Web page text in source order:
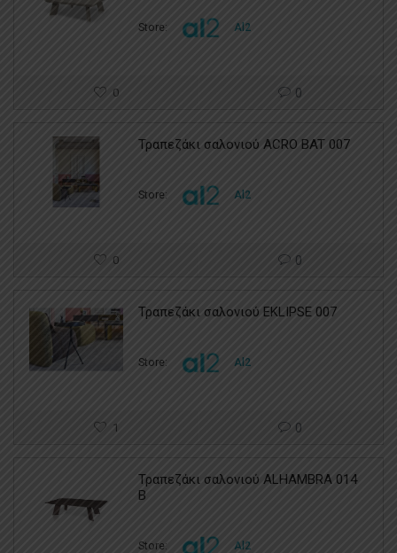
Store: Al2
0 0
Τραπεζάκι σαλονιού ACRO BAT 007
Store: Al2
0 0
Τραπεζάκι σαλονιού EKLIPSE 007
Store: Al2
1 0
Τραπεζάκι σαλονιού ALHAMBRA 014
B
Store: Al2